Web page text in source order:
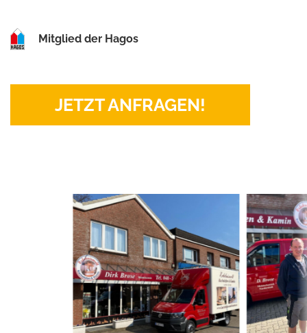
Mitglied der Hagos
JETZT ANFRAGEN!